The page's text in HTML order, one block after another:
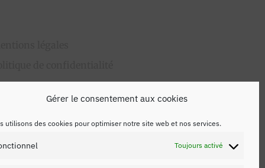
Gérer le consentement aux cookies
utilisons des cookies pour optimiser notre site web et nos services.
Toujours activé